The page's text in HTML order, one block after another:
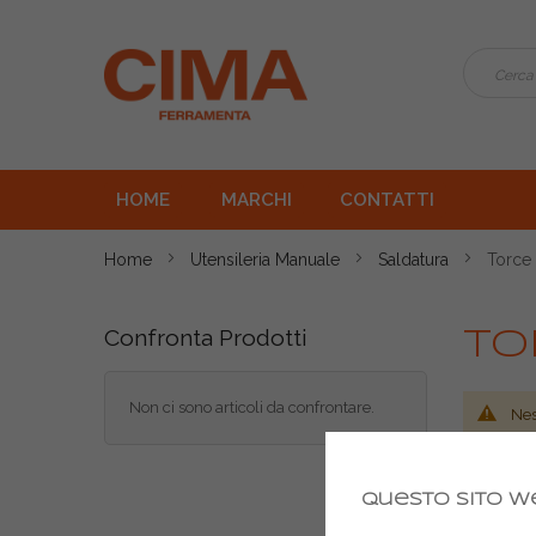
HOME MARCHI CONTATTI
Home Utensileria Manuale Saldatura Torce
Confronta Prodotti
Non ci sono articoli da confrontare.
Questo sito